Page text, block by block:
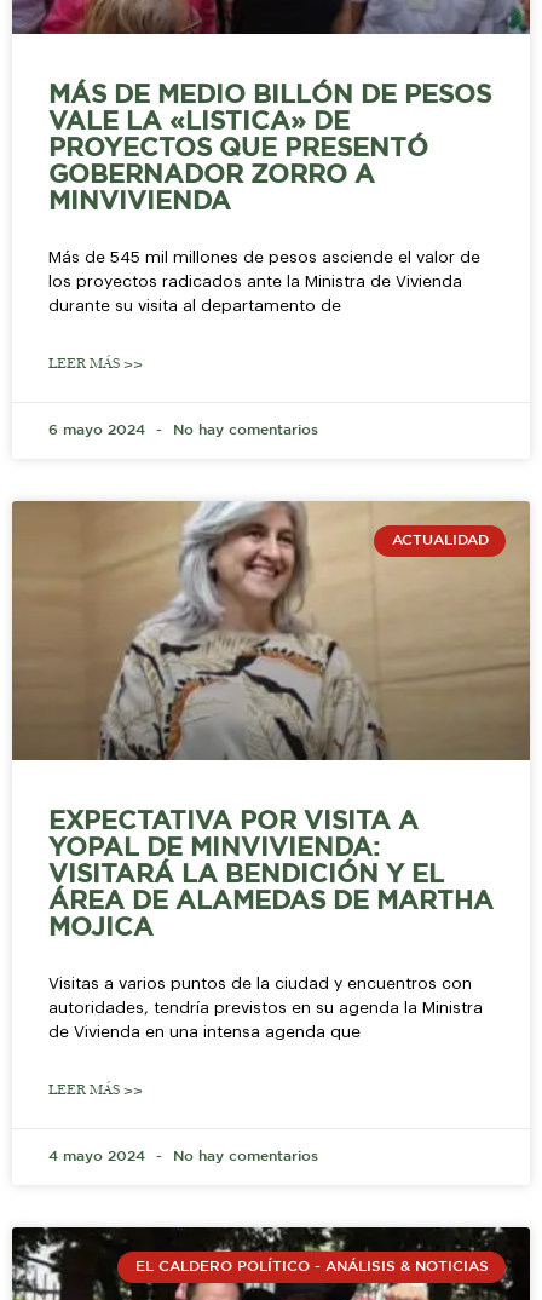
MÁS DE MEDIO BILLÓN DE PESOS
VALE LA «LISTICA» DE
PROYECTOS QUE PRESENTÓ
GOBERNADOR ZORRO A
MINVIVIENDA
Más de 545 mil millones de pesos asciende el valor de
los proyectos radicados ante la Ministra de Vivienda
durante su visita al departamento de
LEER MÁS >>
6 mayo 2024 No hay comentarios
ACTUALIDAD
EXPECTATIVA POR VISITA A
YOPAL DE MINVIVIENDA:
VISITARÁ LA BENDICIÓN Y EL
ÁREA DE ALAMEDAS DE MARTHA
MOJICA
Visitas a varios puntos de la ciudad y encuentros con
autoridades, tendría previstos en su agenda la Ministra
de Vivienda en una intensa agenda que
LEER MÁS >>
4 mayo 2024 No hay comentarios
EL CALDERO POLÍTICO - ANÁLISIS & NOTICIAS